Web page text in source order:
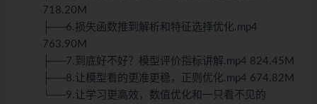
718.20M
├──6.损失函数推到解析和特征选择优化.mp4
763.90M
├──7.到底好不好？模型评价指标讲解.mp4 824.45M
├──8.让模型看的更准更稳，正则优化.mp4 674.82M
└──9.让学习更高效，数值优化和一只看不见的